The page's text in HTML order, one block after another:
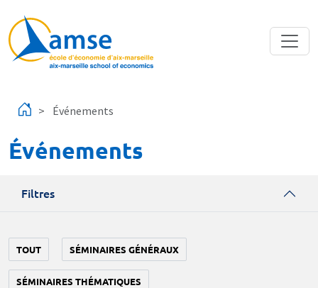
Événements
Événements
Filtres
TOUT SÉMINAIRES GÉNÉRAUX
SÉMINAIRES THÉMATIQUES